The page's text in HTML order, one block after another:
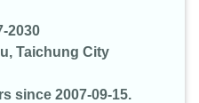
Taichung City
2007-09-15.